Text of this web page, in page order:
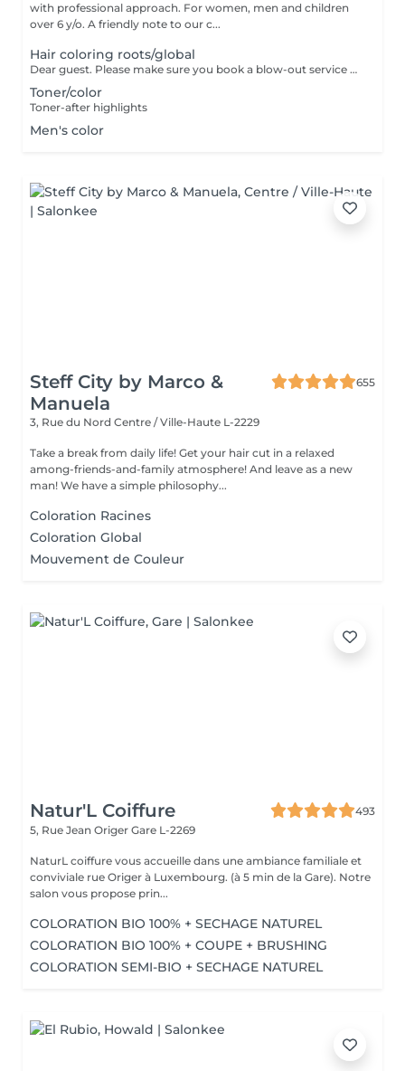
with professional approach. For women, men and children
over 6 y/o. A friendly note to our c...
Hair coloring roots/global
Dear guest. Please make sure you book a blow-out service after your color service, that is additional 30 minutes to the total service. Thank you for understanding. Team Centro
Toner/color
Toner-after highlights
Men's color
Steff City by Marco &
Manuela
655
3, Rue du Nord Centre / Ville-Haute L-2229
Take a break from daily life! Get your hair cut in a relaxed
among-friends-and-family atmosphere! And leave as a new
man! We have a simple philosophy...
Coloration Racines
Coloration Global
Mouvement de Couleur
Natur'L Coiffure
493
5, Rue Jean Origer Gare L-2269
NaturL coiffure vous accueille dans une ambiance familiale et
conviviale rue Origer à Luxembourg. (à 5 min de la Gare). Notre
salon vous propose prin...
COLORATION BIO 100% + SECHAGE NATUREL
COLORATION BIO 100% + COUPE + BRUSHING
COLORATION SEMI-BIO + SECHAGE NATUREL